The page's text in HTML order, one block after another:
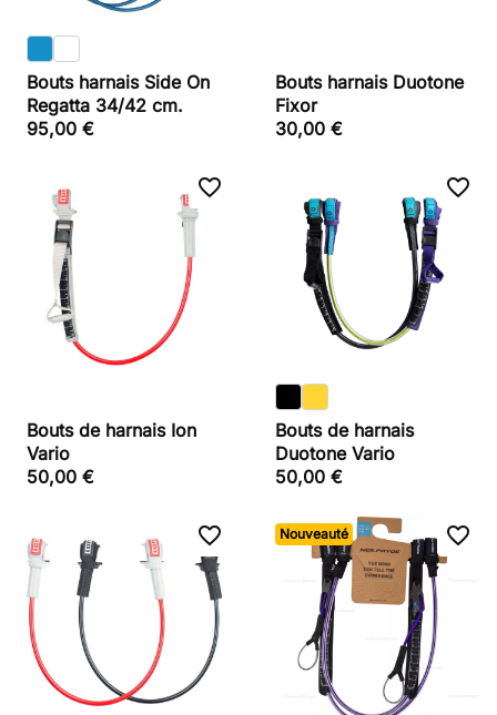
Bouts harnais Side On
Regatta 34/42 cm.
95,00 €
Bouts harnais Duotone
Fixor
30,00 €
favorite_border
Bouts de harnais Ion
Vario
50,00 €
favorite_border
Bouts de harnais
Duotone Vario
50,00 €
favorite_border Nouveauté favorite_border